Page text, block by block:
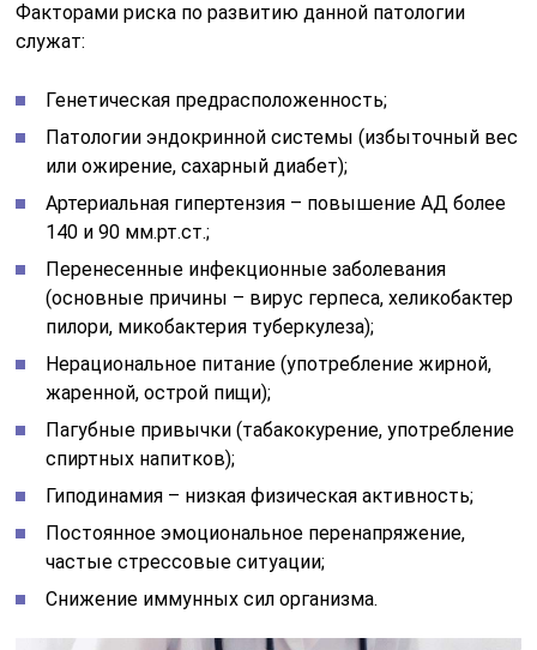
Факторами риска по развитию данной патологии
служат:
Генетическая предрасположенность;
Патологии эндокринной системы (избыточный вес
или ожирение, сахарный диабет);
Артериальная гипертензия – повышение АД более
140 и 90 мм.рт.ст.;
Перенесенные инфекционные заболевания
(основные причины – вирус герпеса, хеликобактер
пилори, микобактерия туберкулеза);
Нерациональное питание (употребление жирной,
жаренной, острой пищи);
Пагубные привычки (табакокурение, употребление
спиртных напитков);
Гиподинамия – низкая физическая активность;
Постоянное эмоциональное перенапряжение,
частые стрессовые ситуации;
Снижение иммунных сил организма.